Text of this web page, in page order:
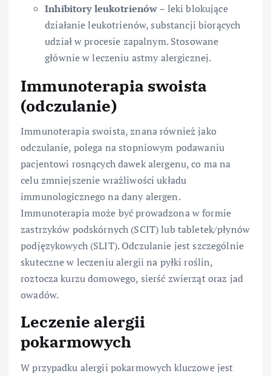
Inhibitory leukotrienów– leki blokujące
działanie leukotrienów, substancji biorących
udział w procesie zapalnym. Stosowane
głównie w leczeniu astmy alergicznej.
Immunoterapia swoista
(odczulanie)
Immunoterapia swoista, znana również jako
odczulanie, polega na stopniowym podawaniu
pacjentowi rosnących dawek alergenu, co ma na
celu zmniejszenie wrażliwości układu
immunologicznego na dany alergen.
Immunoterapia może być prowadzona w formie
zastrzyków podskórnych (SCIT) lub tabletek/płynów
podjęzykowych (SLIT). Odczulanie jest szczególnie
skuteczne w leczeniu alergii na pyłki roślin,
roztocza kurzu domowego, sierść zwierząt oraz jad
owadów.
Leczenie alergii
pokarmowych
W przypadku alergii pokarmowych kluczowe jest